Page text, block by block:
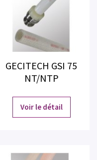
GECITECH GSI 75
NT/NTP
Voir le détail